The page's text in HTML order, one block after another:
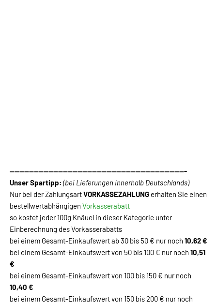
-------------------------------------------------------------------------
Unser Spartipp: (bei Lieferungen innerhalb Deutschlands)
Nur bei der ZahlungsartVORKASSEZAHLUNG erhalten Sie einen
bestellwertabhängigen Vorkasserabatt
so kostet jeder 100g Knäuel in dieser Kategorie unter
Einberechnung des Vorkasserabatts
bei einem Gesamt-Einkaufswert ab 30 bis 50 € nur noch 10,62 €
bei einem Gesamt-Einkaufswert von 50 bis 100 € nur noch 10,51
€
bei einem Gesamt-Einkaufswert von 100 bis 150 € nur noch
10,40 €
bei einem Gesamt-Einkaufswert von 150 bis 200 € nur noch